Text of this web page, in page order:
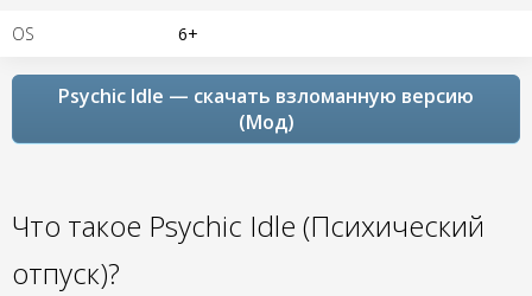
OS 6+
Psychic Idle — скачать взломанную версию
(Мод)
Что такое Psychic Idle (Психический
отпуск)?